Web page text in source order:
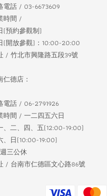
電話 / 03-6673609
時間 /
(預約參觀制)
(開放參觀)：10:00-20:00
/ 竹北市興隆路五段39號
仁德店：
電話 / 06-2791926
時間 / 一二四五六日
、二、四、五(12:00-19:00)
、日(10:00-19:00)
三公休
/ 台南市仁德區文心路86號